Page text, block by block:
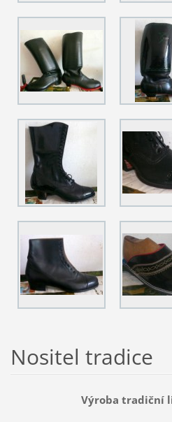
Nositel tradice
Výroba tradiční